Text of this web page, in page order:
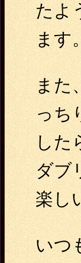
たよ
ます
また
っち
した
ダブ
楽し
いつ